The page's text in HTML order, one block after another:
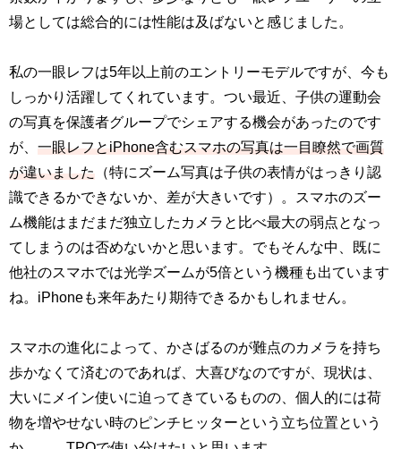
場としては総合的には性能は及ばないと感じました。
私の一眼レフは5年以上前のエントリーモデルですが、今も
しっかり活躍してくれています。つい最近、子供の運動会
の写真を保護者グループでシェアする機会があったのです
が、 一眼レフとiPhone含むスマホの写真は一目瞭然で画質
が違いました （特にズーム写真は子供の表情がはっきり認
識できるかできないか、差が大きいです）。スマホのズー
ム機能はまだまだ独立したカメラと比べ最大の弱点となっ
てしまうのは否めないかと思います。でもそんな中、既に
他社のスマホでは光学ズームが5倍という機種も出ています
ね。iPhoneも来年あたり期待できるかもしれません。
スマホの進化によって、かさばるのが難点のカメラを持ち
歩かなくて済むのであれば、大喜びなのですが、現状は、
大いにメイン使いに迫ってきているものの、個人的には荷
物を増やせない時のピンチヒッターという立ち位置という